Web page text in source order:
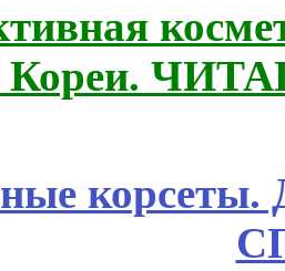
корсеты.